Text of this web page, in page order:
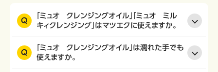
Q
「ミュオ クレンジングオイル」「ミュオ ミル
キィクレンジング」はマツエクに使えますか。
Q
「ミュオ クレンジングオイル」は濡れた手でも
使えますか。